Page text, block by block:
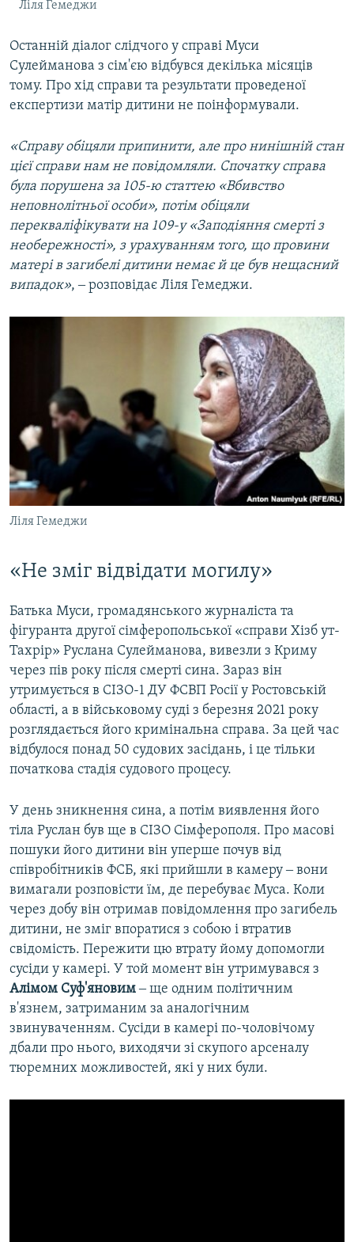
Ліля Гемеджи
Останній діалог слідчого у справі Муси
Сулейманова з сім'єю відбувся декілька місяців
тому. Про хід справи та результати проведеної
експертизи матір дитини не поінформували.
«Справу обіцяли припинити, але про нинішній стан
цієї справи нам не повідомляли. Спочатку справа
була порушена за 105-ю статтею «Вбивство
неповнолітньої особи», потім обіцяли
перекваліфікувати на 109-у «Заподіяння смерті з
необережності», з урахуванням того, що провини
матері в загибелі дитини немає й це був нещасний
випадок», ‒ розповідає Ліля Гемеджи.
Ліля Гемеджи
«Не зміг відвідати могилу»
Батька Муси, громадянського журналіста та
фігуранта другої сімферопольської «справи Хізб ут-
Тахрір» Руслана Сулейманова, вивезли з Криму
через пів року після смерті сина. Зараз він
утримується в СІЗО-1 ДУ ФСВП Росії у Ростовській
області, а в військовому суді з березня 2021 року
розглядається його кримінальна справа. За цей час
відбулося понад 50 судових засідань, і це тільки
початкова стадія судового процесу.
У день зникнення сина, а потім виявлення його
тіла Руслан був ще в СІЗО Сімферополя. Про масові
пошуки його дитини він уперше почув від
співробітників ФСБ, які прийшли в камеру ‒ вони
вимагали розповісти їм, де перебуває Муса. Коли
через добу він отримав повідомлення про загибель
дитини, не зміг впоратися з собою і втратив
свідомість. Пережити цю втрату йому допомогли
сусіди у камері. У той момент він утримувався з
Алімом Суф'яновим‒ ще одним політичним
в'язнем, затриманим за аналогічним
звинуваченням. Сусіди в камері по-чоловічому
дбали про нього, виходячи зі скупого арсеналу
тюремних можливостей, які у них були.